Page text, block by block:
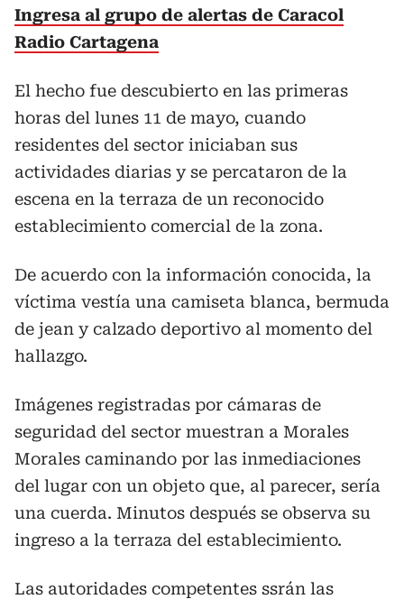
Ingresa al grupo de alertas de Caracol
Radio Cartagena
El hecho fue descubierto en las primeras
horas del lunes 11 de mayo, cuando
residentes del sector iniciaban sus
actividades diarias y se percataron de la
escena en la terraza de un reconocido
establecimiento comercial de la zona.
De acuerdo con la información conocida, la
víctima vestía una camiseta blanca, bermuda
de jean y calzado deportivo al momento del
hallazgo.
Imágenes registradas por cámaras de
seguridad del sector muestran a Morales
Morales caminando por las inmediaciones
del lugar con un objeto que, al parecer, sería
una cuerda. Minutos después se observa su
ingreso a la terraza del establecimiento.
Las autoridades competentes ssrán las